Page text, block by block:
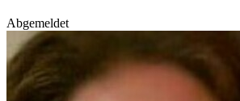
Abgemeldet